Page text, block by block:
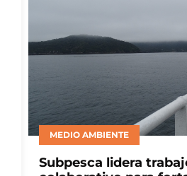
BIENESTAR ANIMAL
Consejo del
productores en